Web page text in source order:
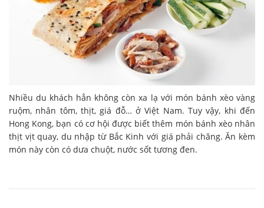
Nhiều du khách hẳn không còn xa lạ với món bánh xèo vàng
ruộm, nhân tôm, thịt, giá đỗ… ở Việt Nam. Tuy vậy, khi đến
Hong Kong, bạn có cơ hội được biết thêm món bánh xèo nhân
thịt vịt quay, du nhập từ Bắc Kinh với giá phải chăng. Ăn kèm
món này còn có dưa chuột, nước sốt tương đen.